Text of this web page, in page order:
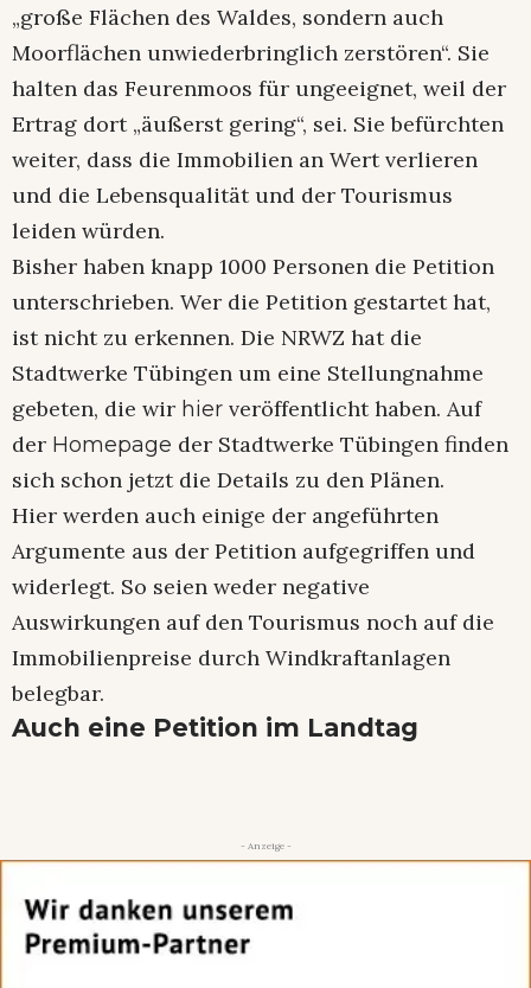
„große Flächen des Waldes, sondern auch
Moorflächen unwiederbringlich zerstören“. Sie
halten das Feurenmoos für ungeeignet, weil der
Ertrag dort „äußerst gering“, sei. Sie befürchten
weiter, dass die Immobilien an Wert verlieren
und die Lebensqualität und der Tourismus
leiden würden.
Bisher haben knapp 1000 Personen die Petition
unterschrieben. Wer die Petition gestartet hat,
ist nicht zu erkennen. Die NRWZ hat die
Stadtwerke Tübingen um eine Stellungnahme
gebeten, die wir hier veröffentlicht haben. Auf
der Homepage der Stadtwerke Tübingen finden
sich schon jetzt die Details zu den Plänen.
Hier werden auch einige der angeführten
Argumente aus der Petition aufgegriffen und
widerlegt. So seien weder negative
Auswirkungen auf den Tourismus noch auf die
Immobilienpreise durch Windkraftanlagen
belegbar.
Auch eine Petition im Landtag
- Anzeige -